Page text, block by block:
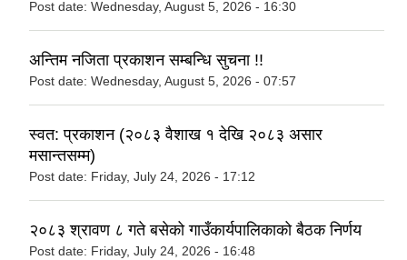
Post date: Wednesday, August 5, 2026 - 16:30
अन्तिम नजिता प्रकाशन सम्बन्धि सुचना !!
Post date: Wednesday, August 5, 2026 - 07:57
स्वत: प्रकाशन (२०८३ वैशाख १ देखि २०८३ असार
मसान्तसम्म)
Post date: Friday, July 24, 2026 - 17:12
२०८३ श्रावण ८ गते बसेको गाउँकार्यपालिकाको बैठक निर्णय
Post date: Friday, July 24, 2026 - 16:48